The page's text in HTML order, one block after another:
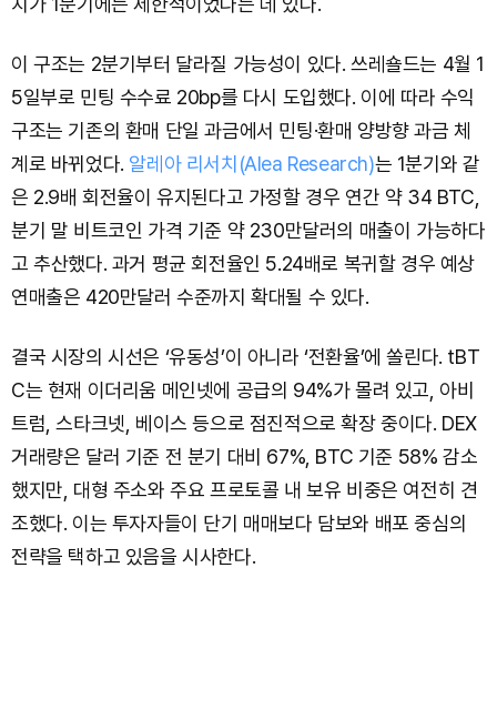
이 구조는 2분기부터 달라질 가능성이 있다. 쓰레숄드는 4월 1
5일부로 민팅 수수료 20bp를 다시 도입했다. 이에 따라 수익
구조는 기존의 환매 단일 과금에서 민팅·환매 양방향 과금 체
계로 바뀌었다. 알레아 리서치(Alea Research)는 1분기와 같
은 2.9배 회전율이 유지된다고 가정할 경우 연간 약 34 BTC,
분기 말 비트코인 가격 기준 약 230만달러의 매출이 가능하다
고 추산했다. 과거 평균 회전율인 5.24배로 복귀할 경우 예상
연매출은 420만달러 수준까지 확대될 수 있다.
결국 시장의 시선은 ‘유동성’이 아니라 ‘전환율’에 쏠린다. tBT
C는 현재 이더리움 메인넷에 공급의 94%가 몰려 있고, 아비
트럼, 스타크넷, 베이스 등으로 점진적으로 확장 중이다. DEX
거래량은 달러 기준 전 분기 대비 67%, BTC 기준 58% 감소
했지만, 대형 주소와 주요 프로토콜 내 보유 비중은 여전히 견
조했다. 이는 투자자들이 단기 매매보다 담보와 배포 중심의
전략을 택하고 있음을 시사한다.